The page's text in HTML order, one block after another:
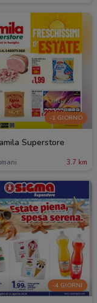
-1 GIORNO
Superstore
3.7 km
-4 GIORNI